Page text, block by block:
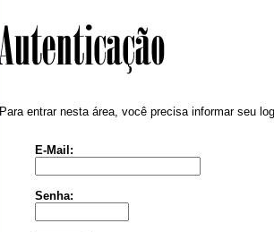
Para entrar nesta área, você precisa informar seu
E-Mail:
Senha: